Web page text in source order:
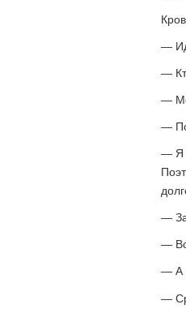
—
—
—
—
— Я
—
—
— А
—